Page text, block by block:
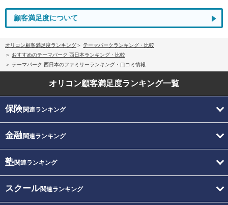
顧客満足度について
オリコン顧客満足度ランキング
テーマパークランキング・比較
おすすめのテーマパーク 西日本ランキング・比較
テーマパーク 西日本のファミリーランキング・口コミ情報
オリコン顧客満足度ランキング一覧
保険関連ランキング
金融関連ランキング
塾関連ランキング
スクール関連ランキング